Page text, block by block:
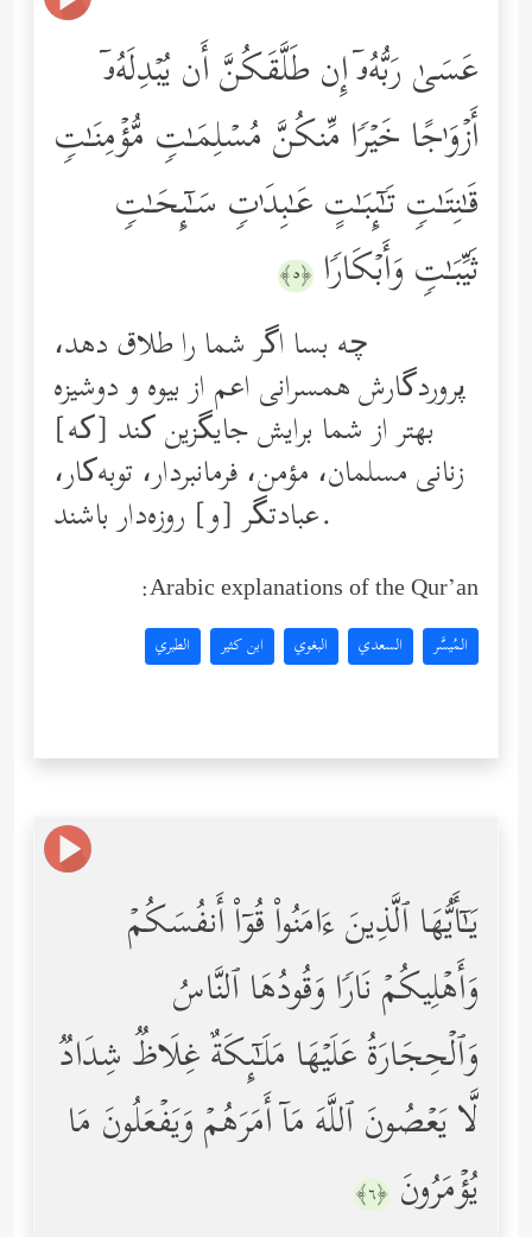
عَسَىٰ رَبُّهُۥۤ إِن طَلَّقَكُنَّ أَن یُبۡدِلَهُۥۤ
أَزۡوَ ٰ⁠جًا خَیۡرࣰا مِّنكُنَّ مُسۡلِمَـٰتࣲ مُّؤۡمِنَـٰتࣲ
قَـٰنِتَـٰتࣲ تَـٰۤىِٕبَـٰتٍ عَـٰبِدَ ٰ⁠تࣲ سَـٰۤىِٕحَـٰتࣲ
ثَیِّبَـٰتࣲ وَأَبۡكَارࣰا ﴿٥﴾
چه بسا اگر شما را طلاق دهد،
پروردگارش همسرانی اعم از بیوه و دوشیزه
بهتر از شما برایش جایگزین کند [که]
زنانی مسلمان، مؤمن، فرمانبردار، توبه‌کار،
عبادتگر [و] روزه‌دار باشند.
Arabic explanations of the Qur’an:
المُيسَّر السعدي البغوي ابن كثير الطبري
یَـٰۤأَیُّهَا ٱلَّذِینَ ءَامَنُواْ قُوۤاْ أَنفُسَكُمۡ
وَأَهۡلِیكُمۡ نَارࣰا وَقُودُهَا ٱلنَّاسُ
وَٱلۡحِجَارَةُ عَلَیۡهَا مَلَـٰۤىِٕكَةٌ غِلَاظࣱ شِدَادࣱ
لَّا یَعۡصُونَ ٱللَّهَ مَاۤ أَمَرَهُمۡ وَیَفۡعَلُونَ مَا
یُؤۡمَرُونَ ﴿٦﴾